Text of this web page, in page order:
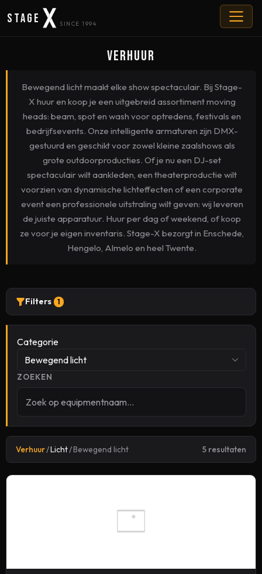
Stage SINCE 1994
Verhuur
Bewegend licht maakt elke show spectaculair. Bij Stage-
X huur en koop je een uitgebreid assortiment moving
heads: beam, spot en wash voor optredens, festivals en
bedrijfsevents. Onze intelligente armaturen zijn DMX-
gestuurd en geschikt voor zowel kleine zaalshows als
grote outdoorproducties. Of je nu een DJ-set
spectaculair wilt aankleden, een theaterproductie wilt
voorzien van dynamische lichteffecten of een corporate
event een professionele uitstraling wilt geven: wij leveren
de juiste apparatuur. Huur per dag of weekend, of koop
ze voor je eigen inventaris. Stage-X bezorgt in Enschede,
Hengelo, Almelo en heel Twente.
Filters 1
Categorie
Bewegend licht
ZOEKEN
Verhuur/Licht/Bewegend licht 5 resultaten